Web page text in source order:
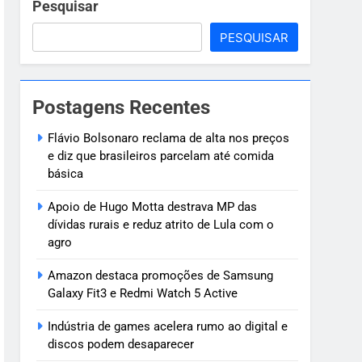
criança de 7
Pesquisar
PESQUISAR
Postagens Recentes
Flávio Bolsonaro reclama de alta nos preços
e diz que brasileiros parcelam até comida
básica
Apoio de Hugo Motta destrava MP das
dívidas rurais e reduz atrito de Lula com o
agro
Amazon destaca promoções de Samsung
Galaxy Fit3 e Redmi Watch 5 Active
Indústria de games acelera rumo ao digital e
discos podem desaparecer